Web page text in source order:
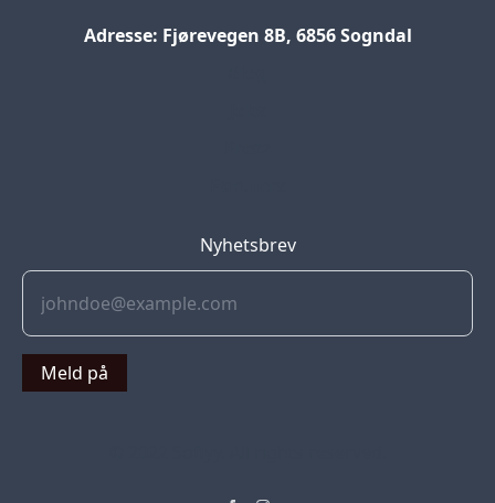
Adresse: Fjørevegen 8B, 6856 Sogndal
Nyhetsbrev
Meld på